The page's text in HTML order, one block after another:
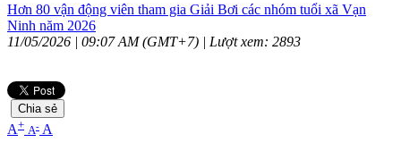
Hơn 80 vận động viên tham gia Giải Bơi các nhóm tuổi xã Vạn
Ninh năm 2026
11/05/2026 | 09:07 AM (GMT+7) | Lượt xem: 2893
Chia sẻ
A+ A- A